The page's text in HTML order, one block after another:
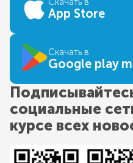
App Store
Скачать в
Google play
социальные
курсе всех